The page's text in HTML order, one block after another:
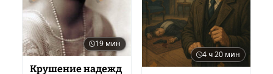
19 мин
Крушение надежд
4 ч 20 мин